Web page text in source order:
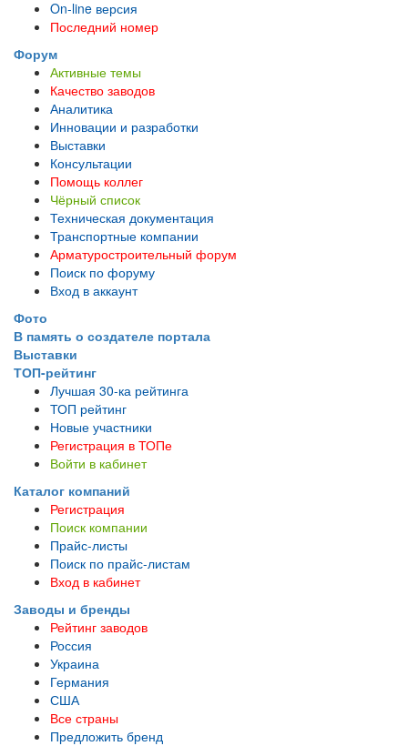
On-line версия
Последний номер
Форум
Активные темы
Качество заводов
Аналитика
Инновации и разработки
Выставки
Консультации
Помощь коллег
Чёрный список
Техническая документация
Транспортные компании
Арматуростроительный форум
Поиск по форуму
Вход в аккаунт
Фото
В память о создателе портала
Выставки
ТОП-рейтинг
Лучшая 30-ка рейтинга
ТОП рейтинг
Новые участники
Регистрация в ТОПе
Войти в кабинет
Каталог компаний
Регистрация
Поиск компании
Прайс-листы
Поиск по прайс-листам
Вход в кабинет
Заводы и бренды
Рейтинг заводов
Россия
Украина
Германия
США
Все страны
Предложить бренд